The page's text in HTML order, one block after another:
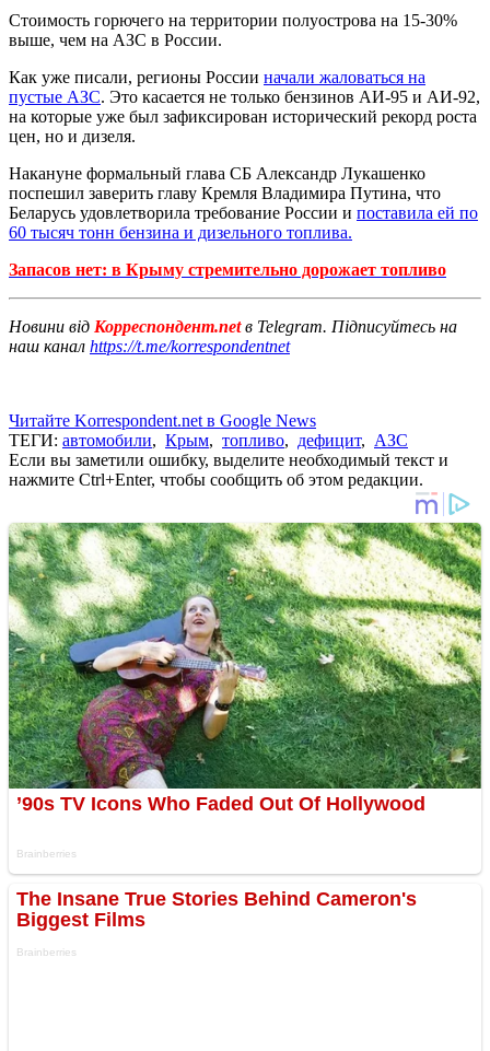
Стоимость горючего на территории полуострова на 15-30%
выше, чем на АЗС в России.
Как уже писали, регионы России начали жаловаться на
пустые АЗС. Это касается не только бензинов АИ-95 и АИ-92,
на которые уже был зафиксирован исторический рекорд роста
цен, но и дизеля.
Накануне формальный глава СБ Александр Лукашенко
поспешил заверить главу Кремля Владимира Путина, что
Беларусь удовлетворила требование России и поставила ей по
60 тысяч тонн бензина и дизельного топлива.
Запасов нет: в Крыму стремительно дорожает топливо
Новини від Корреспондент.netв Telegram. Підписуйтесь на
наш канал https://t.me/korrespondentnet
Читайте Korrespondent.net в Google News
ТЕГИ: автомобили, Крым, топливо, дефицит, АЗС
Если вы заметили ошибку, выделите необходимый текст и
нажмите Ctrl+Enter, чтобы сообщить об этом редакции.